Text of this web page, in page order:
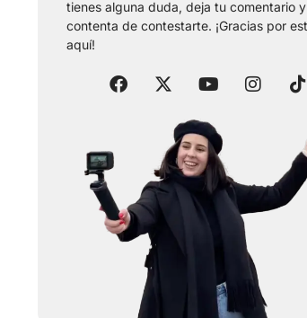
tienes alguna duda, deja tu comentario
contenta de contestarte. ¡Gracias por
aquí!